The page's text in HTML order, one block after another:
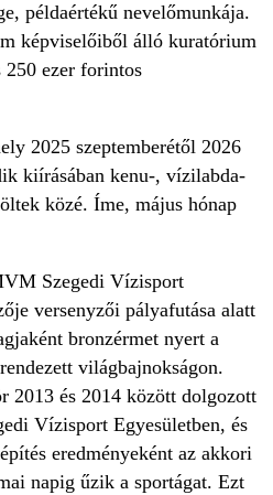
példaértékű nevelőmunkája.
képviselőiből álló kuratórium
250 ezer forintos
2025 szeptemberétől 2026
kiírásában kenu-, vízilabda-
közé. Íme, május hónap
Szegedi Vízisport
versenyzői pályafutása alatt
bronzérmet nyert a
világbajnokságon.
2013 és 2014 között dolgozott
Vízisport Egyesületben, és
eredményeként az akkori
napig űzik a sportágat. Ezt